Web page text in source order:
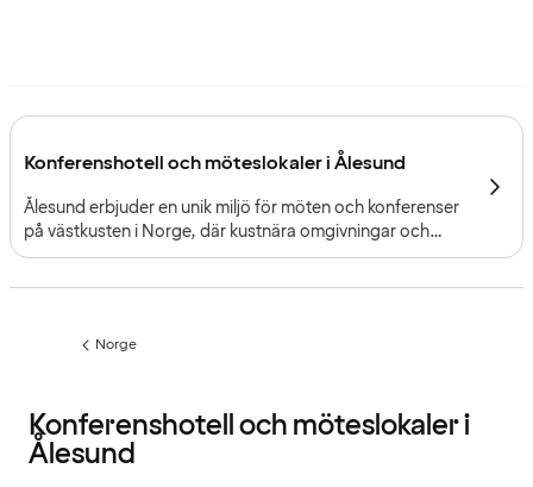
Konferenshotell och möteslokaler i Ålesund
Ålesund erbjuder en unik miljö för möten och konferenser
på västkusten i Norge, där kustnära omgivningar och
jugendarkitektur skapar en tydlig känsla av plats för
Föregående
Norge
Konferenshotell och möteslokaler i
Ålesund